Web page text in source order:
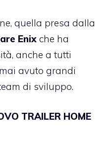
quella presa dalla
Enix che ha
anche a tutti
avuto grandi
di sviluppo.
TRAILER HOME